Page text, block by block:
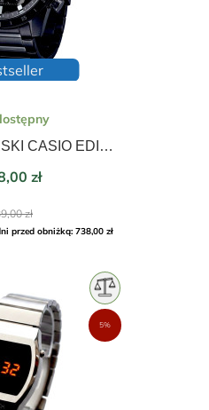
ZEGAREK MĘSKI CASIO EDIFICE MOMENTUM 47mm EFR-571MDC-1AVUEF
zł
zł
przed obniżką: 738,00 zł
5%